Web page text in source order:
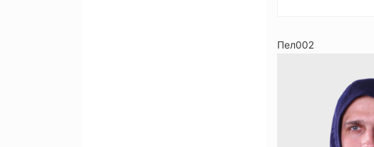
Пел002